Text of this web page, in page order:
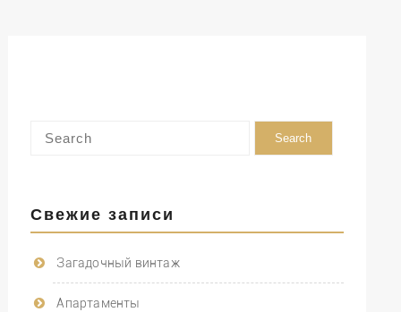
Свежие записи
Загадочный винтаж
Апартаменты